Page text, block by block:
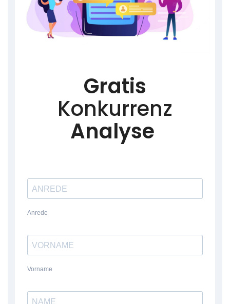
Gratis
Konkurrenz
Analyse
Anrede
Vorname